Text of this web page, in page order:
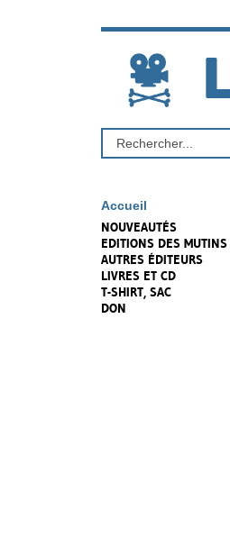
Rechercher
un
Accueil
NOUVEAUTÉS
EDITIONS DES MUTINS
AUTRES ÉDITEURS
LIVRES ET CD
T-SHIRT, SAC
DON